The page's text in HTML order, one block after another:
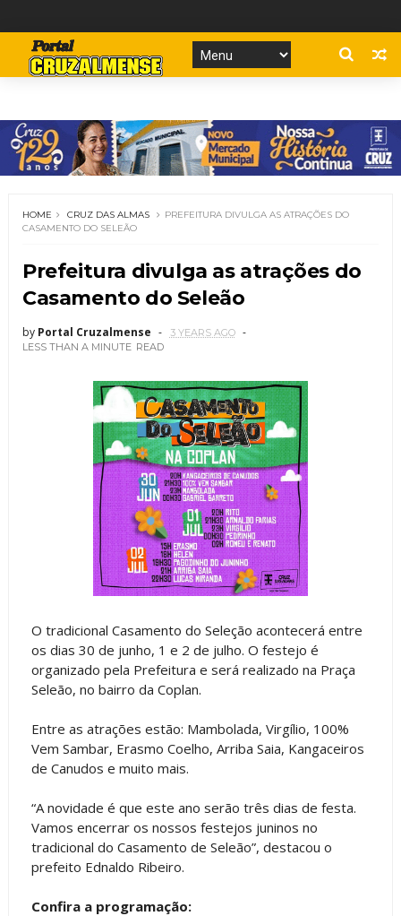
HOME CRUZ DAS ALMAS
PREFEITURA DIVULGA AS ATRAÇÕES DO
CASAMENTO DO SELEÃO
Prefeitura divulga as atrações do
Casamento do Seleão
by Portal Cruzalmense
3 YEARS AGO
LESS THAN A MINUTE READ
O tradicional Casamento do Seleção acontecerá entre
os dias 30 de junho, 1 e 2 de julho. O festejo é
organizado pela Prefeitura e será realizado na Praça
Seleão, no bairro da Coplan.
Entre as atrações estão: Mambolada, Virgílio, 100%
Vem Sambar, Erasmo Coelho, Arriba Saia, Kangaceiros
de Canudos e muito mais.
“A novidade é que este ano serão três dias de festa.
Vamos encerrar os nossos festejos juninos no
tradicional do Casamento de Seleão”, destacou o
prefeito Ednaldo Ribeiro.
Confira a programação: